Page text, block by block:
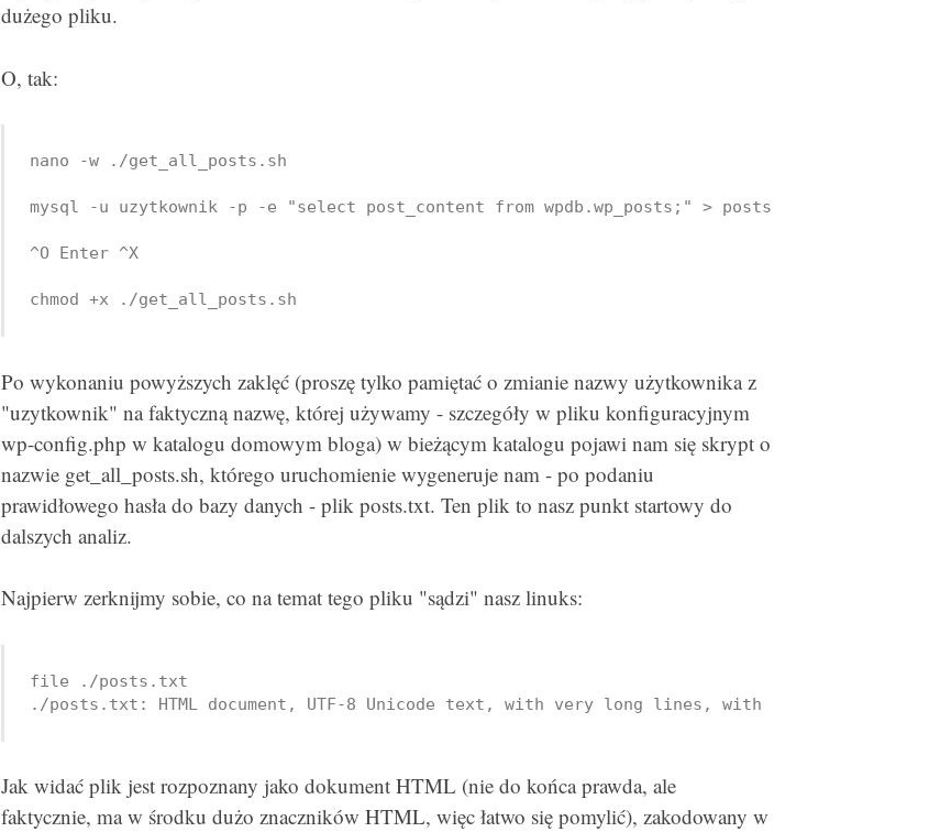
dużego pliku.
O, tak:
nano -w ./get_all_posts.sh
mysql -u uzytkownik -p -e "select post_content from wpdb.wp_posts;" > posts.txt
^O Enter ^X
chmod +x ./get_all_posts.sh
Po wykonaniu powyższych zaklęć (proszę tylko pamiętać o zmianie nazwy użytkownika z
"uzytkownik" na faktyczną nazwę, której używamy - szczegóły w pliku konfiguracyjnym
wp-config.php w katalogu domowym bloga) w bieżącym katalogu pojawi nam się skrypt o
nazwie get_all_posts.sh, którego uruchomienie wygeneruje nam - po podaniu
prawidłowego hasła do bazy danych - plik posts.txt. Ten plik to nasz punkt startowy do
dalszych analiz.
Najpierw zerknijmy sobie, co na temat tego pliku "sądzi" nasz linuks:
file ./posts.txt
./posts.txt: HTML document, UTF-8 Unicode text, with very long lines, with CR, LF line
Jak widać plik jest rozpoznany jako dokument HTML (nie do końca prawda, ale
faktycznie, ma w środku dużo znaczników HTML, więc łatwo się pomylić), zakodowany w